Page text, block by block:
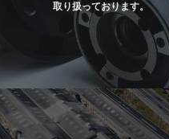
取り扱っております。